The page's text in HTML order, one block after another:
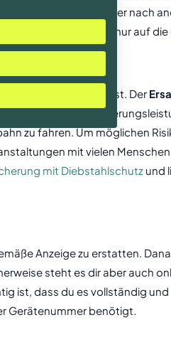
letztlich schaut jeder nach
ein Anderer sich nur auf
bereits gesehen hast. Der
kann für die
zu fahren. Um möglichen
mit vielen
mit Diebstahlschutz und
Anzeige zu erstatten.
steht es dir aber auch
ist, dass du es vollständig
Gerätenummer benötigt.